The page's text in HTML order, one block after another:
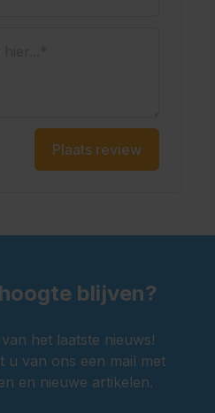
specialist in lederhosen.
Plaats review
blijven?
het laatste nieuws!
u van ons een mail met
en nieuwe artikelen.